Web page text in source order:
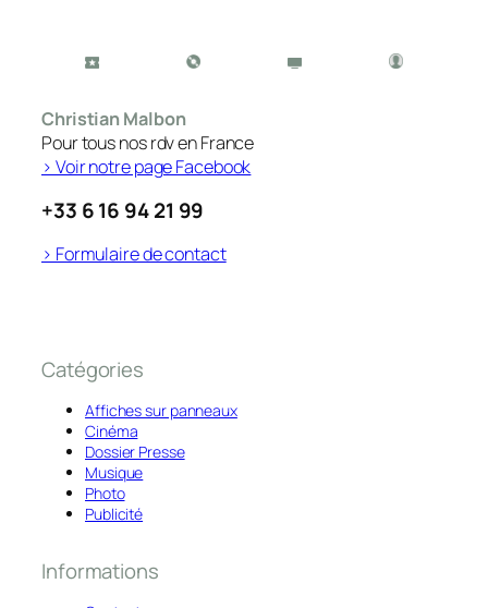
Christian Malbon
Pour tous nos rdv en France
> Voir notre page Facebook
+33 6 16 94 21 99
> Formulaire de contact
Catégories
Affiches sur panneaux
Cinéma
Dossier Presse
Musique
Photo
Publicité
Informations